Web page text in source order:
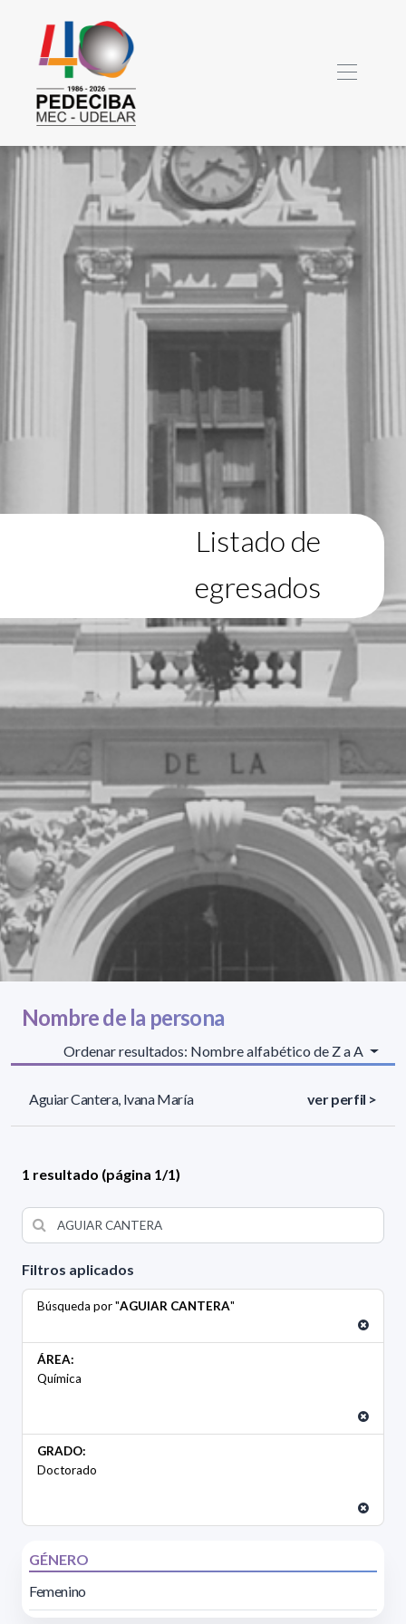
Listado de
egresados
Filtros aplicados
Búsqueda por "AGUIAR CANTERA"
ÁREA:
Química
GRADO:
Doctorado
GÉNERO
Femenino
Nombre de la persona
Ordenar resultados: Nombre alfabético de Z a A
Aguiar Cantera, Ivana María ver perfil >
1 resultado (página 1/1)